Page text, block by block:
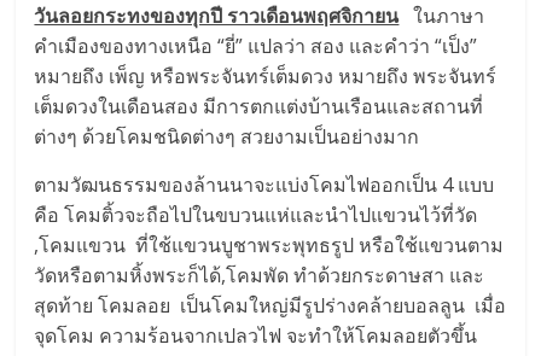
วันลอยกระทงของทุกปี ราวเดือนพฤศจิกายนในภาษา
คำเมืองของทางเหนือ “ยี่” แปลว่า สอง และคำว่า “เป็ง”
หมายถึง เพ็ญ หรือพระจันทร์เต็มดวง หมายถึง พระจันทร์
เต็มดวงในเดือนสอง มีการตกแต่งบ้านเรือนและสถานที่
ต่างๆ ด้วยโคมชนิดต่างๆ สวยงามเป็นอย่างมาก
ตามวัฒนธรรมของล้านนาจะแบ่งโคมไฟออกเป็น 4 แบบ
คือ โคมติ้วจะถือไปในขบวนแห่และนำไปแขวนไว้ที่วัด
,โคมแขวน ที่ใช้แขวนบูชาพระพุทธรูป หรือใช้แขวนตาม
วัดหรือตามหิ้งพระก็ได้,โคมพัด ทำด้วยกระดาษสา และ
สุดท้าย โคมลอย เป็นโคมใหญ่มีรูปร่างคล้ายบอลลูน เมื่อ
จุดโคม ความร้อนจากเปลวไฟ จะทำให้โคมลอยตัวขึ้น